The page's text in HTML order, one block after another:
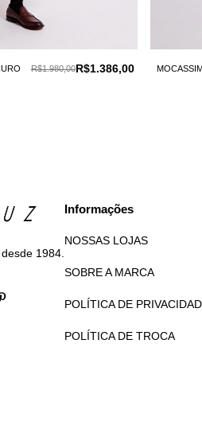
R$1.386,00
R$1.980,00
1984.
Informações
NOSSAS LOJAS
SOBRE A MARCA
POLÍTICA DE
POLÍTICA DE TROCA